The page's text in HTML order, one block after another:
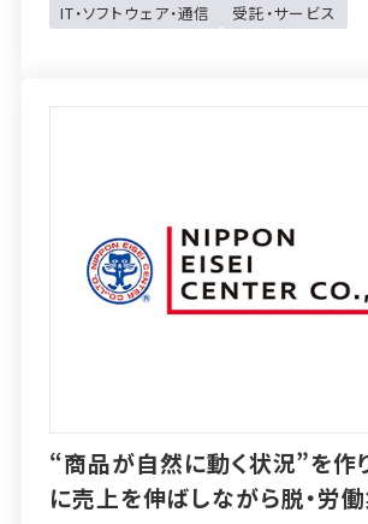
IT・ソフトウェア・通信 受託・サービス
“商品が自然に動く状況”を作
に売上を伸ばしながら脱・労働